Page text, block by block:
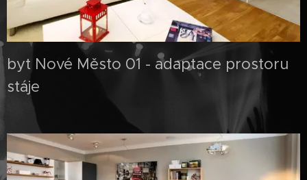
byt Nové Město 01 - adaptace prostoru
stáje